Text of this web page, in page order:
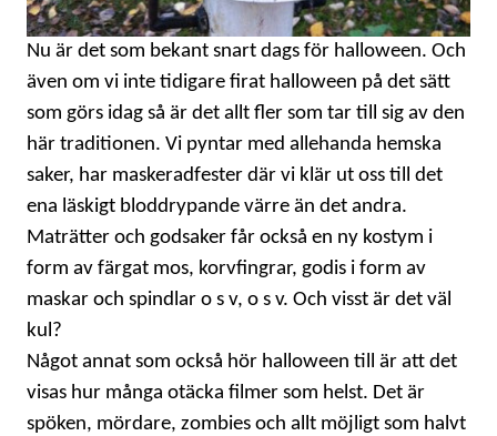
RECEPT
MINA BÖCKER
INLOGGNING
Nu är det som bekant snart dags för halloween. Och
även om vi inte tidigare firat halloween på det sätt
som görs idag så är det allt fler som tar till sig av den
här traditionen. Vi pyntar med allehanda hemska
saker, har maskeradfester där vi klär ut oss till det
ena läskigt bloddrypande värre än det andra.
Maträtter och godsaker får också en ny kostym i
form av färgat mos, korvfingrar, godis i form av
maskar och spindlar o s v, o s v. Och visst är det väl
kul?
Något annat som också hör halloween till är att det
visas hur många otäcka filmer som helst. Det är
spöken, mördare, zombies och allt möjligt som halvt